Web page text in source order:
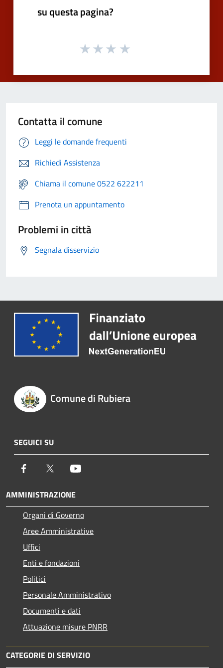
su questa pagina?
Contatta il comune
Leggi le domande frequenti
Richiedi Assistenza
Chiama il comune 0522 622211
Prenota un appuntamento
Problemi in città
Segnala disservizio
Comune di Rubiera
SEGUICI SU
Facebook Twitter
AMMINISTRAZIONE
Organi di Governo
Aree Amministrative
Uffici
Enti e fondazioni
Politici
Personale Amministrativo
Documenti e dati
Attuazione misure PNRR
CATEGORIE DI SERVIZIO